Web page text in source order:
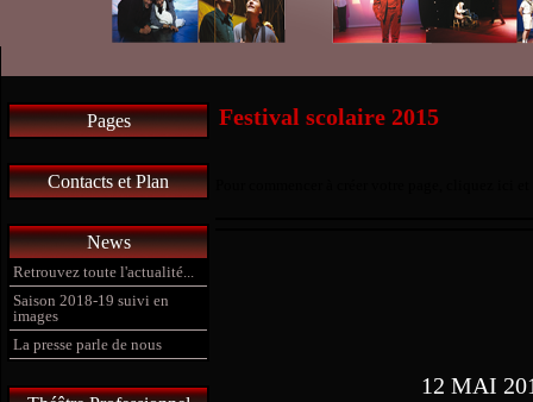
Pages
Contacts et Plan
News
Retrouvez toute l'actualité...
Saison 2018-19 suivi en
images
La presse parle de nous
Festival scolaire 2015
12 MAI